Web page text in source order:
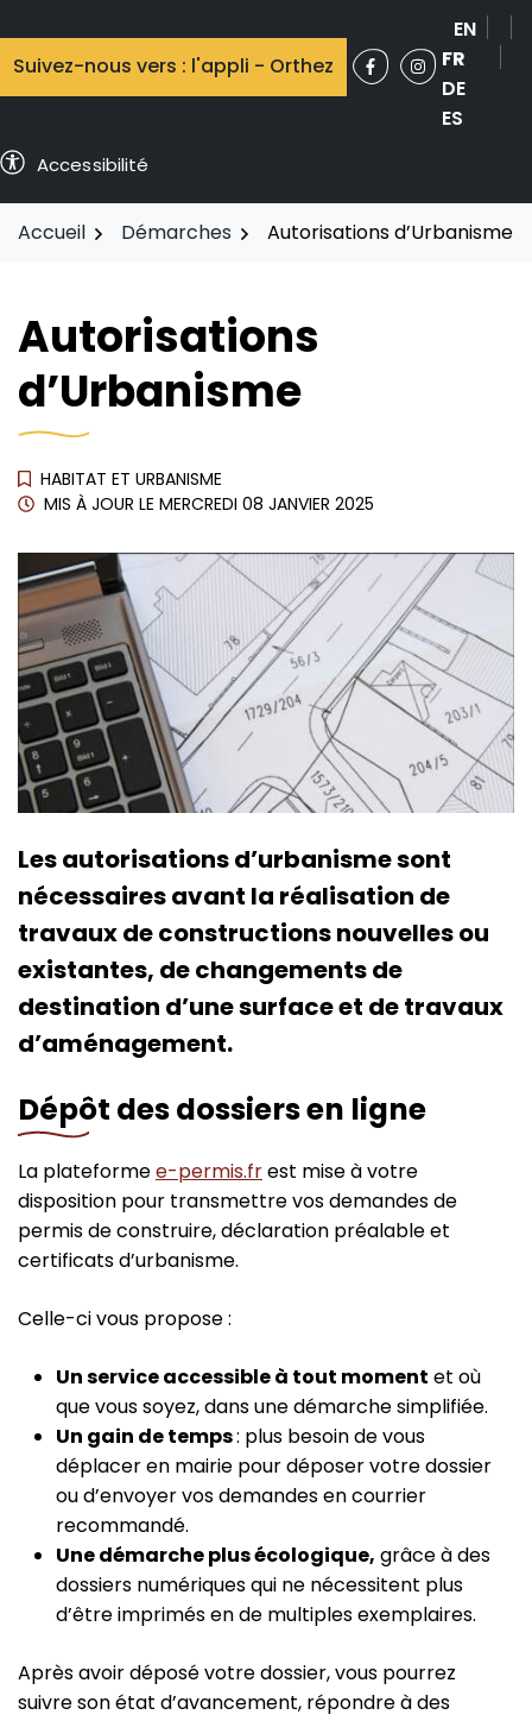
au
contenu
EN
FR
DE
ES
Facebook
(ouverture dans
Instagram
(ouverture
Suivez-nous vers : l'appli - Orthez
Accessibilité
Accueil Démarches Autorisations d’Urbanisme
Autorisations
d’Urbanisme
HABITAT ET URBANISME
MIS À JOUR LE MERCREDI 08 JANVIER 2025
Les autorisations d’urbanisme sont
nécessaires avant la réalisation de
travaux de constructions nouvelles ou
existantes, de changements de
destination d’une surface et de travaux
d’aménagement.
Dépôt des dossiers en ligne
La plateformee-permis.frest mise à votre
disposition pour transmettre vos demandes de
permis de construire, déclaration préalable et
certificats d’urbanisme.
Celle-ci vous propose :
Un service accessible à tout moment et où
que vous soyez, dans une démarche simplifiée.
Un gain de temps: plus besoin de vous
déplacer en mairie pour déposer votre dossier
ou d’envoyer vos demandes en courrier
recommandé.
Une démarche plus écologique, grâce à des
dossiers numériques qui ne nécessitent plus
d’être imprimés en de multiples exemplaires.
Après avoir déposé votre dossier, vous pourrez
suivre son état d’avancement, répondre à des